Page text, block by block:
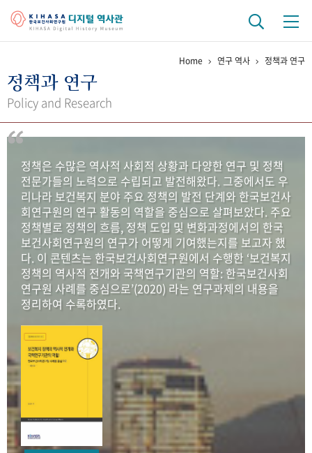
걸어온 길 기관 변천사
연구 역사
정책과 연구 키워드로 보는 연구 역사
연구자들
간행물 변천사
기록물 아카이브
사진 아카이브 문서 기록물 행정박물 영상 기록물
50+1주년 기념
성과 50선 숫자로 보는 50년
세계와 함께 한 KIHASA
VR 역사관
Home 연구 역사 정책과 연구
정책과 연구
Policy and Research
정책은 수많은 역사적 사회적 상황과 다양한 연구 및 정책
전문가들의 노력으로 수립되고 발전해왔다. 그중에서도 우
리나라 보건복지 분야 주요 정책의 발전 단계와 한국보건사
회연구원의 연구 활동의 역할을 중심으로 살펴보았다. 주요
정책별로 정책의 흐름, 정책 도입 및 변화과정에서의 한국
보건사회연구원의 연구가 어떻게 기여했는지를 보고자 했
다. 이 콘텐츠는 한국보건사회연구원에서 수행한 ‘보건복지
정책의 역사적 전개와 국책연구기관의 역할: 한국보건사회
연구원 사례를 중심으로’(2020) 라는 연구과제의 내용을
정리하여 수록하였다.